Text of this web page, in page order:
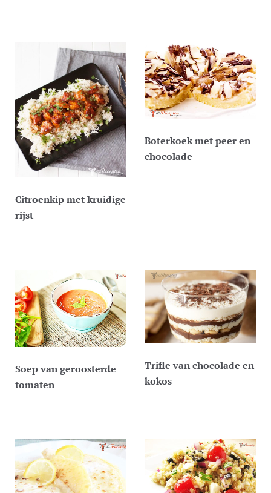
Citroenkip met kruidige
rijst
Boterkoek met peer en
chocolade
Soep van geroosterde
tomaten
Trifle van chocolade en
kokos